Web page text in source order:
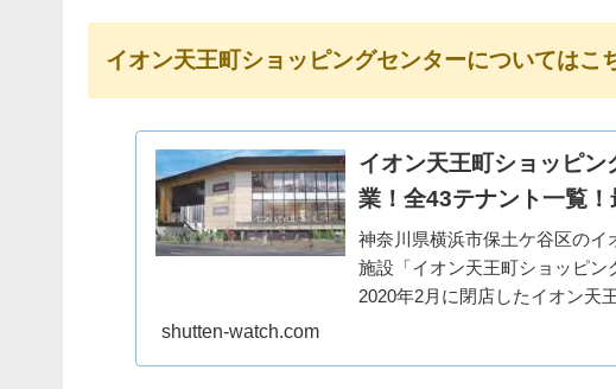
イオン天王町ショッピングセンターについてはこ
イオン天王町ショッピ
業！全43テナント一覧！
神奈川県横浜市保土ケ谷区の
施設「イオン天王町ショッピン
2020年2月に閉店したイオン天
shutten-watch.com